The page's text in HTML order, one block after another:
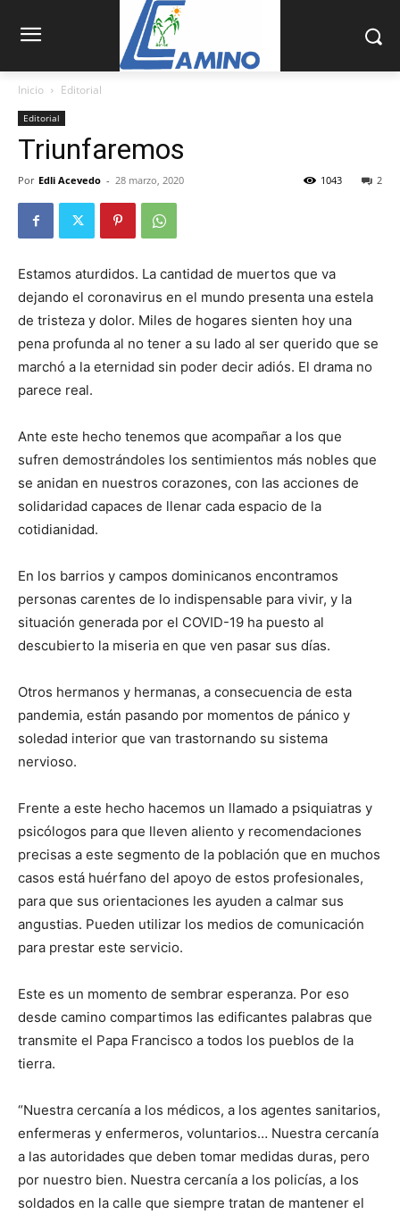
Inicio Editorial
Editorial
Triunfaremos
Por Edli Acevedo - 28 marzo, 2020 2
1043
Estamos aturdidos. La cantidad de muertos que va
dejando el coronavirus en el mundo presenta una estela
de tristeza y dolor. Miles de hogares sienten hoy una
pena profunda al no tener a su lado al ser querido que se
marchó a la eternidad sin poder decir adiós. El drama no
parece real.
Ante este hecho tenemos que acompañar a los que
sufren demostrándoles los sentimientos más nobles que
se anidan en nuestros corazones, con las acciones de
solidaridad capaces de llenar cada espacio de la
cotidianidad.
En los barrios y campos dominicanos encontramos
personas carentes de lo indispensable para vivir, y la
situación generada por el COVID-19 ha puesto al
descubierto la miseria en que ven pasar sus días.
Otros hermanos y hermanas, a consecuencia de esta
pandemia, están pasando por momentos de pánico y
soledad interior que van trastornando su sistema
nervioso.
Frente a este hecho hacemos un llamado a psiquiatras y
psicólogos para que lleven aliento y recomendaciones
precisas a este segmento de la población que en muchos
casos está huérfano del apoyo de estos profesionales,
para que sus orientaciones les ayuden a calmar sus
angustias. Pueden utilizar los medios de comunicación
para prestar este servicio.
Este es un momento de sembrar esperanza. Por eso
desde camino compartimos las edificantes palabras que
transmite el Papa Francisco a todos los pueblos de la
tierra.
“Nuestra cercanía a los médicos, a los agentes sanitarios,
enfermeras y enfermeros, voluntarios… Nuestra cercanía
a las autoridades que deben tomar medidas duras, pero
por nuestro bien. Nuestra cercanía a los policías, a los
soldados en la calle que siempre tratan de mantener el